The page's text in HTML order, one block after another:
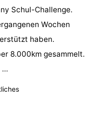
Schul-Challenge.
Wochen
haben.
8.000km gesammelt.
…